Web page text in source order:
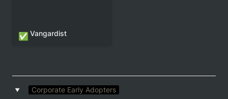
✅ Vangardist
‣ Corporate Early Adopters